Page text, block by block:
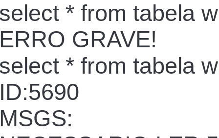
* from tabela
GRAVE!
* from tabela